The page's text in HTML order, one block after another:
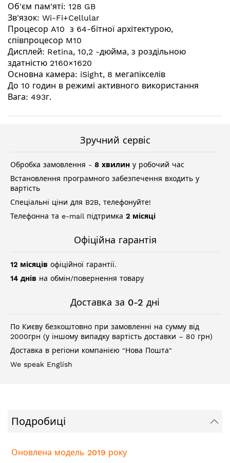
зображень
Об'єм пам'яті: 128 GB
Зв'язок: Wi-Fi+Cellular
Процесор A10 з 64-бітної архітектурою,
співпроцесор M10
Дисплей: Retina, 10,2 -дюйма, з роздільною
здатністю 2160×1620
Основна камера: iSight, 8 мегапікселів
До 10 годин в режимі активного використання
Вага: 493г.
Зручний сервіс
Обробка замовлення - 8 хвилин у робочий час
Встановлення програмного забезпечення входить у
вартість
Спеціальні ціни для B2B, телефонуйте!
Телефонна та e-mail підтримка 2 місяці
Офіційна гарантія
12 місяців офіційної гарантії.
14 днів на обмін/повернення товару
Доставка за 0-2 дні
По Києву безкоштовно при замовленні на сумму від
2000грн (у іншому випадку вартість доставки – 80 грн)
Доставка в регіони компанією "Нова Пошта"
We speak English
Подробиці
Оновлена модель 2019 року